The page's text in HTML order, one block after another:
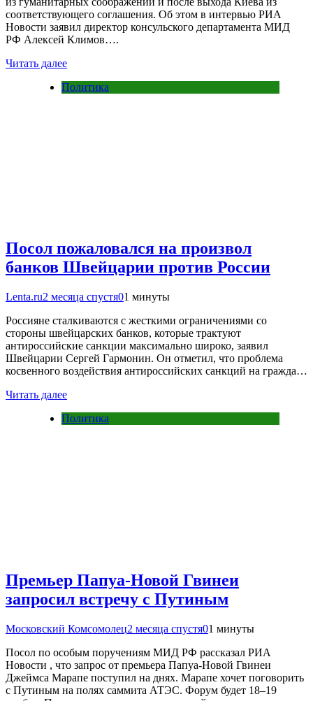
соответствующего соглашения. Об этом в интервью РИА
Новости заявил директор консульского департамента МИД
РФ Алексей Климов….
Читать далее
Политика
Посол пожаловался на произвол
банков Швейцарии против России
Lenta.ru2 месяца спустя01 минуты
Россияне сталкиваются с жесткими ограничениями со
стороны швейцарских банков, которые трактуют
антироссийские санкции максимально широко, заявил
Швейцарии Сергей Гармонин. Он отметил, что проблема
косвенного воздействия антироссийских санкций на гражда…
Читать далее
Политика
Премьер Папуа-Новой Гвинеи
запросил встречу с Путиным
Московский Комсомолец2 месяца спустя01 минуты
Посол по особым поручениям МИД РФ рассказал РИА
Новости , что запрос от премьера Папуа-Новой Гвинеи
Джеймса Марапе поступил на днях. Марапе хочет поговорить
с Путиным на полях саммита АТЭС. Форум будет 18–19